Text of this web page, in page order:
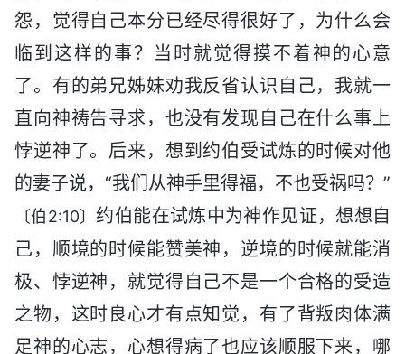
怨，觉得自己本分已经尽得很好了，为什么会
临到这样的事？当时就觉得摸不着神的心意
了。有的弟兄姊妹劝我反省认识自己，我就一
直向神祷告寻求，也没有发现自己在什么事上
悖逆神了。后来，想到约伯受试炼的时候对他
的妻子说，“我们从神手里得福，不也受祸吗？”
〔伯2:10〕约伯能在试炼中为神作见证，想想自
己，顺境的时候能赞美神，逆境的时候就能消
极、悖逆神，就觉得自己不是一个合格的受造
之物，这时良心才有点知觉，有了背叛肉体满
足神的心志，心想得病了也应该顺服下来，哪